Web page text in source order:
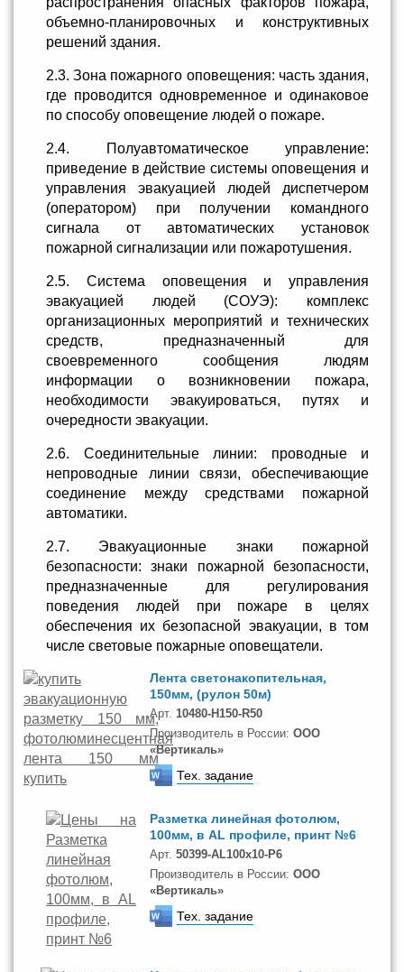
объемно-планировочных и конструктивных
решений здания.
2.3. Зона пожарного оповещения: часть здания,
где проводится одновременное и одинаковое
по способу оповещение людей о пожаре.
2.4. Полуавтоматическое управление:
приведение в действие системы оповещения и
управления эвакуацией людей диспетчером
(оператором) при получении командного
сигнала от автоматических установок
пожарной сигнализации или пожаротушения.
2.5. Система оповещения и управления
эвакуацией людей (СОУЭ): комплекс
организационных мероприятий и технических
средств, предназначенный для
своевременного сообщения людям
информации о возникновении пожара,
необходимости эвакуироваться, путях и
очередности эвакуации.
2.6. Соединительные линии: проводные и
непроводные линии связи, обеспечивающие
соединение между средствами пожарной
автоматики.
2.7. Эвакуационные знаки пожарной
безопасности: знаки пожарной безопасности,
предназначенные для регулирования
поведения людей при пожаре в целях
обеспечения их безопасной эвакуации, в том
числе световые пожарные оповещатели.
Лента светонакопительная,
150мм, (рулон 50м)
Арт. 10480-H150-R50
Производитель в России: ООО
«Вертикаль»
Тех. задание
Разметка линейная фотолюм,
100мм, в AL профиле, принт №6
Арт. 50399-AL100x10-P6
Производитель в России: ООО
«Вертикаль»
Тех. задание